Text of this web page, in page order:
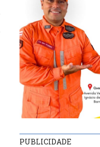
PUBLICIDADE